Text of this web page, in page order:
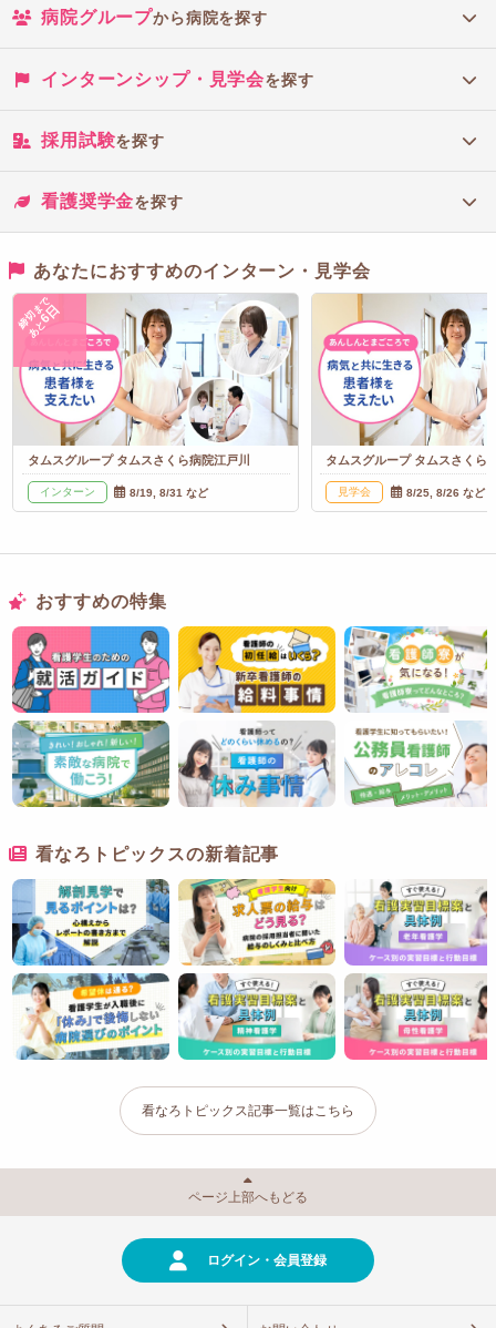
病院グループから病院を探す
インターンシップ・見学会を探す
採用試験を探す
看護奨学金を探す
あなたにおすすめのインターン・見学会
締切まで
あと
6日
タムスグループ タムスさくら病院江戸川
インターン 8/19, 8/31 など
タムスグループ タムスさくら
見学会 8/25, 8/26 など
おすすめの特集
看なろトピックスの新着記事
看なろトピックス記事一覧はこちら
ページ上部へもどる
ログイン・会員登録